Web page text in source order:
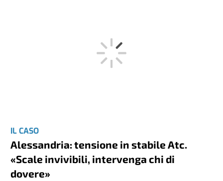
IL CASO
Alessandria: tensione in stabile Atc.
«Scale invivibili, intervenga chi di
dovere»